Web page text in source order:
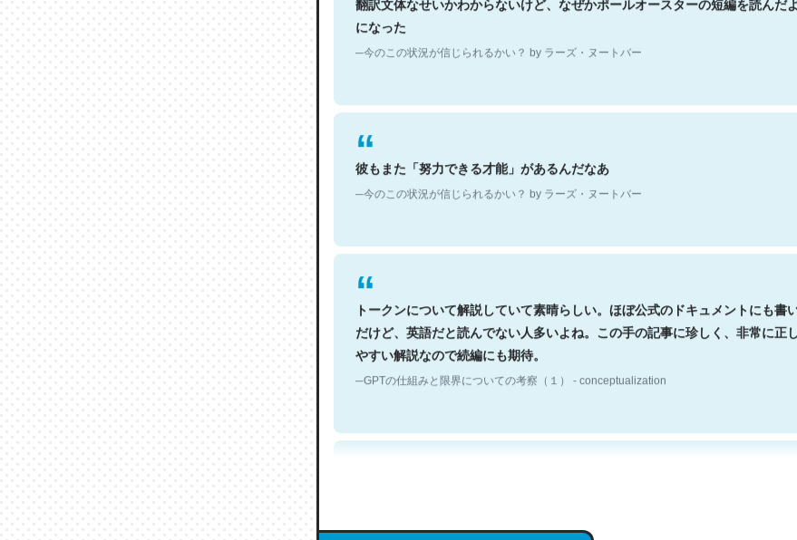
になった
─今のこの状況が信じられるかい？ by ラーズ・ヌートバー
彼もまた「努力できる才能」があるんだなあ
─今のこの状況が信じられるかい？ by ラーズ・ヌートバー
トークンについて解説していて素晴らしい。ほぼ公式のドキュメントにも書
だけど、英語だと読んでない人多いよね。この手の記事に珍しく、非常に正
やすい解説なので続編にも期待。
─GPTの仕組みと限界についての考察（１） - conceptualization